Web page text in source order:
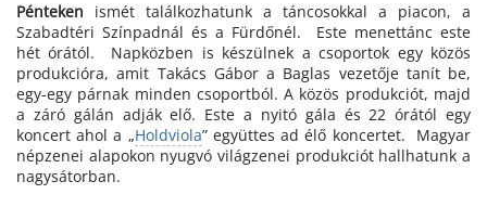
Pénteken ismét találkozhatunk a táncosokkal a piacon, a
Szabadtéri Színpadnál és a Fürdőnél. Este menettánc este
hét órától. Napközben is készülnek a csoportok egy közös
produkcióra, amit Takács Gábor a Baglas vezetője tanít be,
egy-egy párnak minden csoportból. A közös produkciót, majd
a záró gálán adják elő. Este a nyitó gála és 22 órától egy
koncert ahol a „Holdviola” együttes ad élő koncertet. Magyar
népzenei alapokon nyugvó világzenei produkciót hallhatunk a
nagysátorban.